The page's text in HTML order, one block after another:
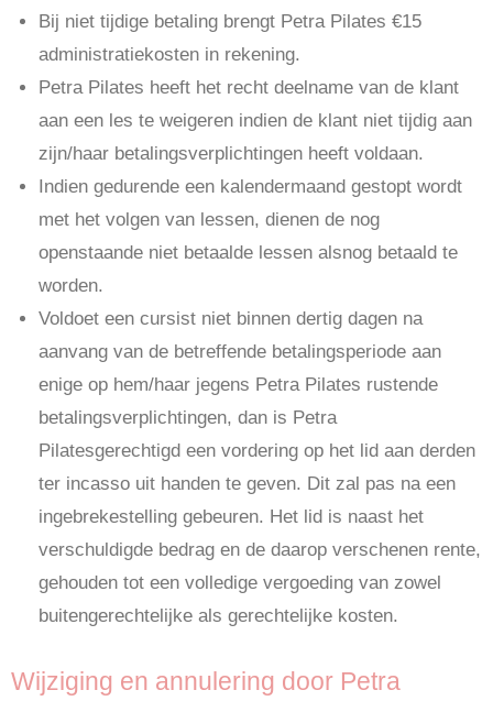
Bij niet tijdige betaling brengt Petra Pilates €15
administratiekosten in rekening.
Petra Pilates heeft het recht deelname van de klant
aan een les te weigeren indien de klant niet tijdig aan
zijn/haar betalingsverplichtingen heeft voldaan.
Indien gedurende een kalendermaand gestopt wordt
met het volgen van lessen, dienen de nog
openstaande niet betaalde lessen alsnog betaald te
worden.
Voldoet een cursist niet binnen dertig dagen na
aanvang van de betreffende betalingsperiode aan
enige op hem/haar jegens Petra Pilates rustende
betalingsverplichtingen, dan is Petra
Pilatesgerechtigd een vordering op het lid aan derden
ter incasso uit handen te geven. Dit zal pas na een
ingebrekestelling gebeuren. Het lid is naast het
verschuldigde bedrag en de daarop verschenen rente,
gehouden tot een volledige vergoeding van zowel
buitengerechtelijke als gerechtelijke kosten.
Wijziging en annulering door Petra